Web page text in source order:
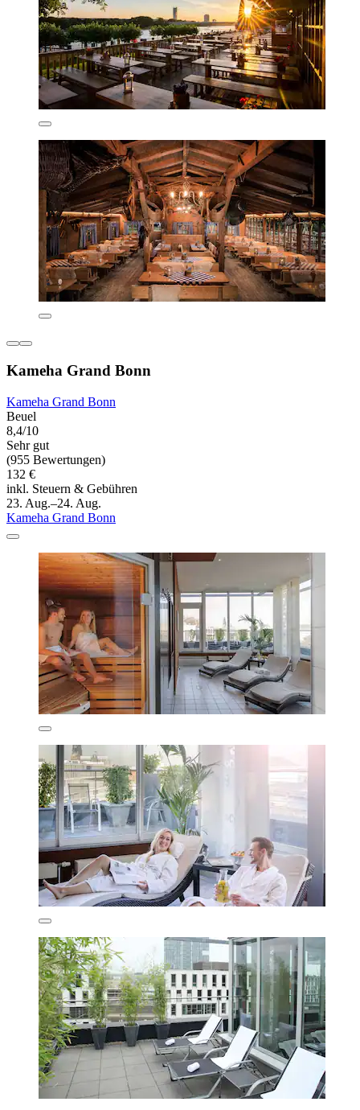
Kameha Grand Bonn
Kameha Grand Bonn
Beuel
8,4/10
Sehr gut
(955 Bewertungen)
132 €
inkl. Steuern & Gebühren
23. Aug.–24. Aug.
Kameha Grand Bonn